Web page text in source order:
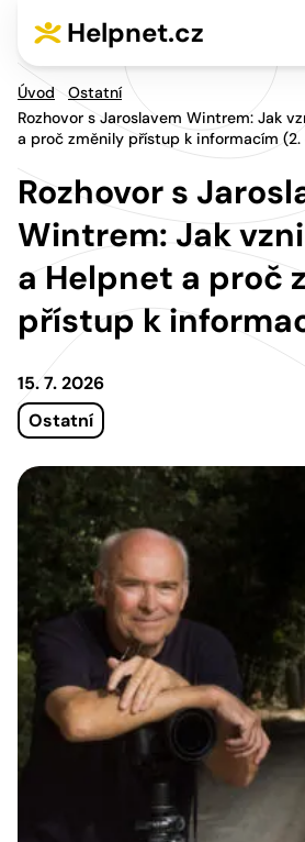
Helpnet.cz
Úvod
Ostatní
Rozhovor s Jaroslavem Wintrem: Jak
a proč změnily přístup k informacím (2.
Rozhovor s
Wintrem: Jak
a Helpnet a proč
přístup k
15. 7. 2026
Ostatní